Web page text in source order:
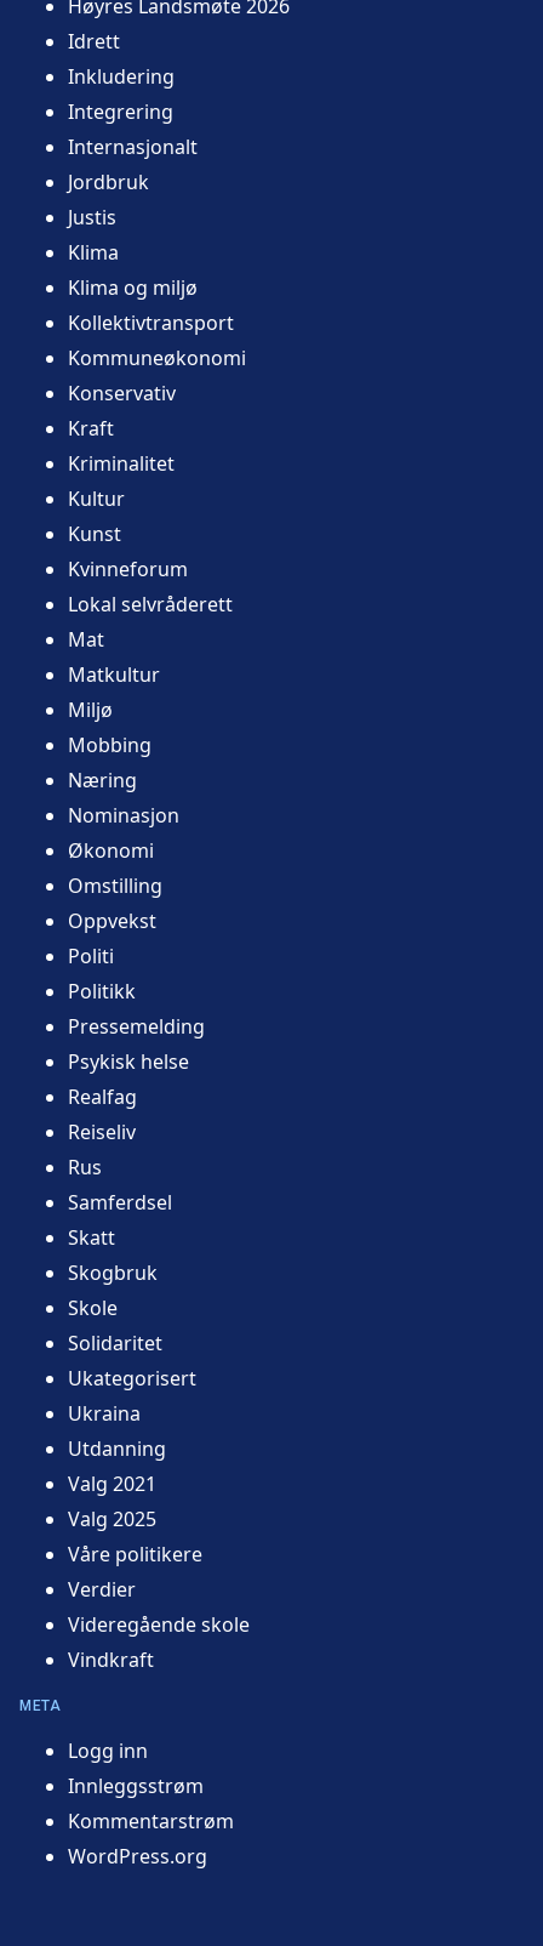
Høyres Landsmøte 2026
Idrett
Inkludering
Integrering
Internasjonalt
Jordbruk
Justis
Klima
Klima og miljø
Kollektivtransport
Kommuneøkonomi
Konservativ
Kraft
Kriminalitet
Kultur
Kunst
Kvinneforum
Lokal selvråderett
Mat
Matkultur
Miljø
Mobbing
Næring
Nominasjon
Økonomi
Omstilling
Oppvekst
Politi
Politikk
Pressemelding
Psykisk helse
Realfag
Reiseliv
Rus
Samferdsel
Skatt
Skogbruk
Skole
Solidaritet
Ukategorisert
Ukraina
Utdanning
Valg 2021
Valg 2025
Våre politikere
Verdier
Videregående skole
Vindkraft
META
Logg inn
Innleggsstrøm
Kommentarstrøm
WordPress.org